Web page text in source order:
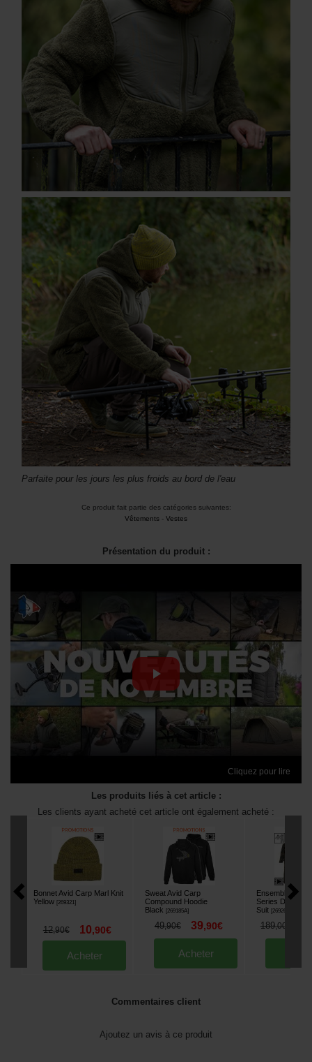
Parfaite pour les jours les plus froids au bord de l'eau
Ce produit fait partie des catégories suivantes:
Vêtements - Vestes
Présentation du produit :
Cliquez pour lire
Les produits liés à cet article :
Les clients ayant acheté cet article ont également acheté :
Bonnet Avid Carp Marl Knit
Yellow [269321]
12,90€ 10,90€
Acheter
Sweat Avid Carp
Compound Hoodie
Black [269185A]
49,90€ 39,90€
Acheter
Ensemble Avid
Series
Suit [269266A
189,00
Commentaires client
Ajoutez un avis à ce produit